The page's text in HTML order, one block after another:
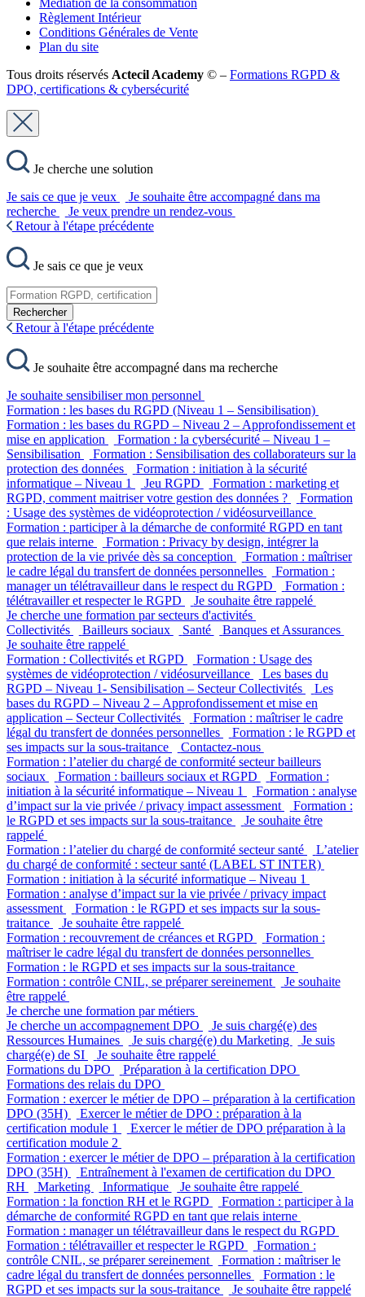
Règlement Intérieur
Conditions Générales de Vente
Plan du site
Tous droits réservés Actecil Academy © – Formations RGPD &
DPO, certifications & cybersécurité
Je cherche une solution
Je sais ce que je veux
Je souhaite être accompagné dans ma
recherche
Je veux prendre un rendez-vous
Retour à l'étape précédente
Je sais ce que je veux
Rechercher
Retour à l'étape précédente
Je souhaite être accompagné dans ma recherche
Je souhaite sensibiliser mon personnel
Formation : les bases du RGPD (Niveau 1 – Sensibilisation)
Formation : les bases du RGPD – Niveau 2 – Approfondissement et
mise en application
Formation : la cybersécurité – Niveau 1 –
Sensibilisation
Formation : Sensibilisation des collaborateurs sur la
protection des données
Formation : initiation à la sécurité
informatique – Niveau 1
Jeu RGPD
Formation : marketing et
RGPD, comment maitriser votre gestion des données ?
Formation
: Usage des systèmes de vidéoprotection / vidéosurveillance
Formation : participer à la démarche de conformité RGPD en tant
que relais interne
Formation : Privacy by design, intégrer la
protection de la vie privée dès sa conception
Formation : maîtriser
le cadre légal du transfert de données personnelles
Formation :
manager un télétravailleur dans le respect du RGPD
Formation :
télétravailler et respecter le RGPD
Je souhaite être rappelé
Je cherche une formation par secteurs d'activités
Collectivités
Bailleurs sociaux Santé
Banques et Assurances
Je souhaite être rappelé
Formation : Collectivités et RGPD
Formation : Usage des
systèmes de vidéoprotection / vidéosurveillance
Les bases du
RGPD – Niveau 1- Sensibilisation – Secteur Collectivités
Les
bases du RGPD – Niveau 2 – Approfondissement et mise en
application – Secteur Collectivités
Formation : maîtriser le cadre
légal du transfert de données personnelles
Formation : le RGPD et
ses impacts sur la sous-traitance
Contactez-nous
Formation : l’atelier du chargé de conformité secteur bailleurs
sociaux
Formation : bailleurs sociaux et RGPD
Formation :
initiation à la sécurité informatique – Niveau 1
Formation : analyse
d’impact sur la vie privée / privacy impact assessment
Formation :
le RGPD et ses impacts sur la sous-traitance
Je souhaite être
rappelé
Formation : l’atelier du chargé de conformité secteur santé
L’atelier
du chargé de conformité : secteur santé (LABEL ST INTER)
Formation : initiation à la sécurité informatique – Niveau 1
Formation : analyse d’impact sur la vie privée / privacy impact
assessment
Formation : le RGPD et ses impacts sur la sous-
traitance
Je souhaite être rappelé
Formation : recouvrement de créances et RGPD
Formation :
maîtriser le cadre légal du transfert de données personnelles
Formation : le RGPD et ses impacts sur la sous-traitance
Formation : contrôle CNIL, se préparer sereinement
Je souhaite
être rappelé
Je cherche une formation par métiers
Je cherche un accompagnement DPO
Je suis chargé(e) des
Ressources Humaines
Je suis chargé(e) du Marketing
Je suis
chargé(e) de SI
Je souhaite être rappelé
Formations du DPO
Préparation à la certification DPO
Formations des relais du DPO
Formation : exercer le métier de DPO – préparation à la certification
DPO (35H)
Exercer le métier de DPO : préparation à la
certification module 1
Exercer le métier de DPO préparation à la
certification module 2
Formation : exercer le métier de DPO – préparation à la certification
DPO (35H)
Entraînement à l'examen de certification du DPO
RH
Marketing Informatique
Je souhaite être rappelé
Formation : la fonction RH et le RGPD
Formation : participer à la
démarche de conformité RGPD en tant que relais interne
Formation : manager un télétravailleur dans le respect du RGPD
Formation : télétravailler et respecter le RGPD
Formation :
contrôle CNIL, se préparer sereinement
Formation : maîtriser le
cadre légal du transfert de données personnelles
Formation : le
RGPD et ses impacts sur la sous-traitance
Je souhaite être rappelé